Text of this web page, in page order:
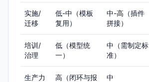
实施/
迁移
低-中（模板
复用）
中-高（插件
拼接）
培训/
治理
低（模型统
一）
中（需制定标
准）
生产力
高（闭环与报
中